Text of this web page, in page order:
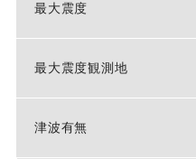
最大震度
最大震度観測地
津波有無